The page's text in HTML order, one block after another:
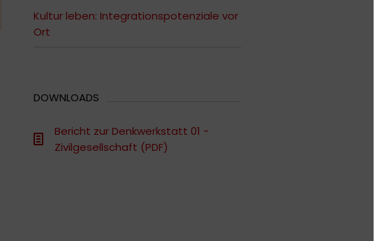
Kultur leben: Integrationspotenziale vor
Ort
DOWNLOADS
Bericht zur Denkwerkstatt 01 -
Zivilgesellschaft (PDF)